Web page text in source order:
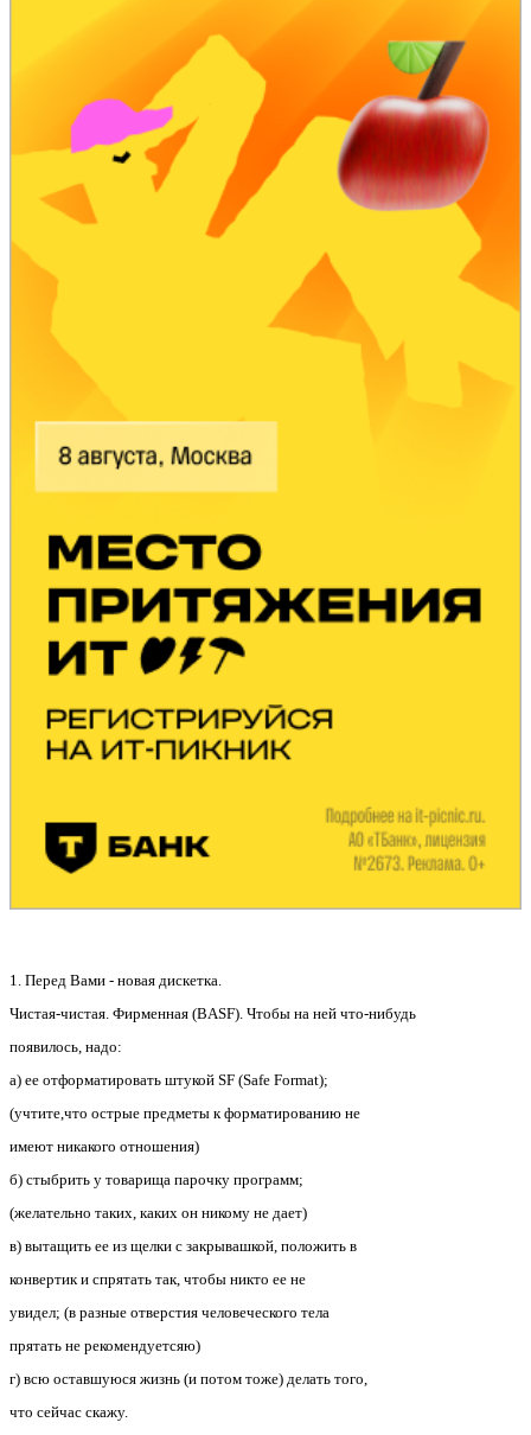
1. Перед Вами - новая дискетка.
Чистая-чистая. Фирменная (BASF). Чтобы на ней что-нибудь
появилось, надо:
а) ее отформатировать штукой SF (Safe Format);
(учтите,что острые предметы к форматированию не
имеют никакого отношения)
б) стыбрить у товарища парочку программ;
(желательно таких, каких он никому не дает)
в) вытащить ее из щелки с закрывашкой, положить в
конвертик и спрятать так, чтобы никто ее не
увидел; (в разные отверстия человеческого тела
прятать не рекомендуетсяю)
г) всю оставшуюся жизнь (и потом тоже) делать того,
что сейчас скажу.